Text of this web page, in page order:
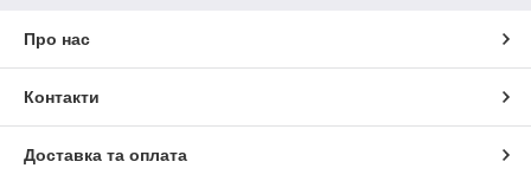
Про нас
Контакти
Доставка та оплата